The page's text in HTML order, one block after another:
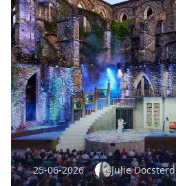
25-06-2026 Julie Docsterd